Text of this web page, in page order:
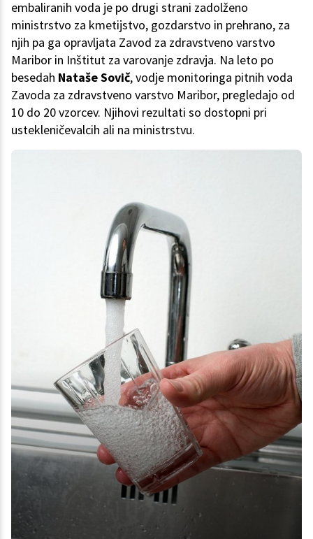
embaliranih voda je po drugi strani zadolženo
ministrstvo za kmetijstvo, gozdarstvo in prehrano, za
njih pa ga opravljata Zavod za zdravstveno varstvo
Maribor in Inštitut za varovanje zdravja. Na leto po
besedah Nataše Sovič, vodje monitoringa pitnih voda
Zavoda za zdravstveno varstvo Maribor, pregledajo od
10 do 20 vzorcev. Njihovi rezultati so dostopni pri
ustekleničevalcih ali na ministrstvu.